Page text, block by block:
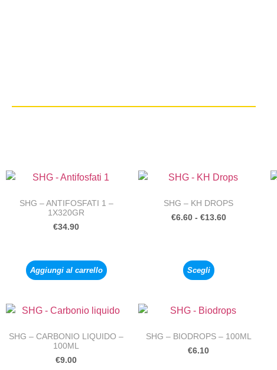
SHG – ANTIFOSFATI 1 –
1X320GR
€34.90
Aggiungi al carrello
SHG – KH DROPS
€6.60 - €13.60
Scegli
SHG – CARBONIO LIQUIDO –
100ML
€9.00
SHG – BIODROPS – 100ML
€6.10